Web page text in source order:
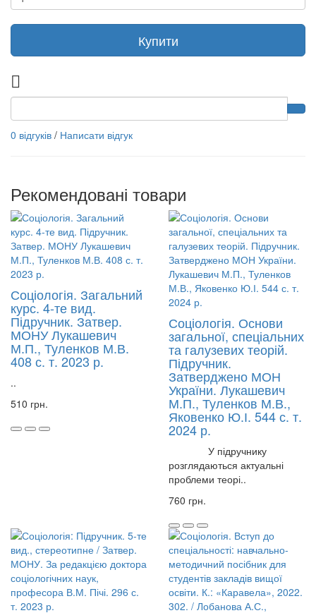
Купити
0 відгуків / Написати відгук
Рекомендовані товари
Соціологія. Загальний
курс. 4-те вид.
Підручник. Затвер.
МОНУ Лукашевич
М.П., Туленков М.В.
408 с. т. 2023 р.
..
510 грн.
Соціологія. Основи
загальної, спеціальних
та галузевих теорій.
Підручник.
Затверджено МОН
України. Лукашевич
М.П., Туленков М.В.,
Яковенко Ю.І. 544 с. т.
2024 р.
У підручнику
розглядаються актуальні
проблеми теорі..
760 грн.